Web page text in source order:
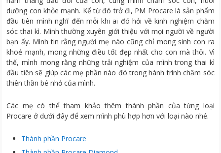
dưỡng con khỏe mạnh. Kể từ đó trở đi, PM Procare là sản phẩm
đầu tiên mình nghĩ đến mỗi khi ai đó hỏi về kinh nghiệm chăm
sóc thai kì. Mình thường xuyên giới thiệu với mọi người về người
bạn ấy. Mình tin rằng người mẹ nào cũng chỉ mong sinh con ra
khoẻ mạnh, mong những điều tốt đẹp nhất cho con mà thôi. Vì
thế, mình mong rằng những trải nghiệm của mình trong thai kì
đầu tiên sẽ giúp các mẹ phần nào đó trong hành trình chăm sóc
thiên thần bé nhỏ của mình.
Các mẹ có thể tham khảo thêm thành phần của từng loại
Procare ở dưới đây để xem mình phù hợp hơn với loại nào nhé.
Thành phần Procare